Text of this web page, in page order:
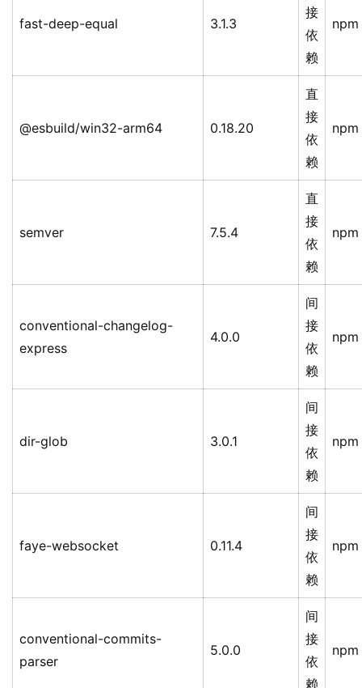
fast-deep-equal 3.1.3
接
依
赖
npm
@esbuild/win32-arm64 0.18.20
直
接
依
赖
npm
semver 7.5.4
直
接
依
赖
npm
conventional-changelog-
express
4.0.0
间
接
依
赖
npm
dir-glob 3.0.1
间
接
依
赖
npm
faye-websocket 0.11.4
间
接
依
赖
npm
conventional-commits-
parser
5.0.0
间
接
依
赖
npm